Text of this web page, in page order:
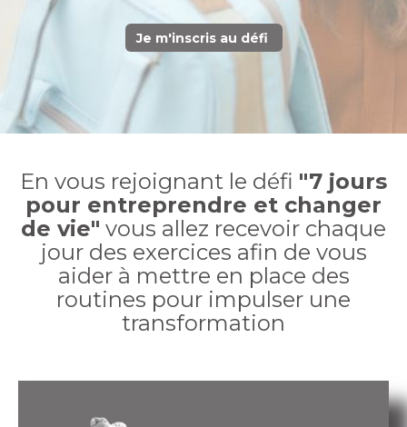
Je m'inscris au défi
En vous rejoignant le défi "7 jours
pour entreprendre et changer
de vie" vous allez recevoir chaque
jour des exercices afin de vous
aider à mettre en place des
routines pour impulser une
transformation